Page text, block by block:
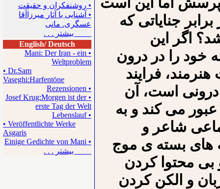
• روشنفکران و حقیقت
• آشنایی با آثار میرزاآقا
عسگری. مانی
بیشتر . . .
English/ Deutsch
• Mani: Der Iran - ein
Weltproblem
• Dr.Sam
Vaseghi:Harfentöne
• Rezensionen
• Josef Krug:Morgen ist der
erste Tag der Welt
• Lebenslauf
• Veröffentlichte Werke
Asgaris
• Einige Gedichte von Mani
بیشتر . . .
جنایاتی که
اگر این
خود را در درون
هنرمند، فرایند
است، آن
می کند و به
شاعر و
های بسته ی موج
بی محتوا کردن
و الکن کردن